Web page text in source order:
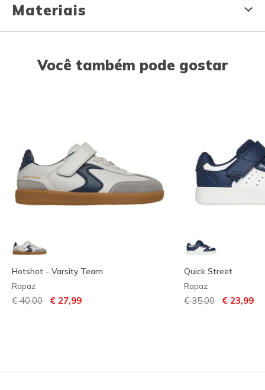
Materiais
Você também pode gostar
Hotshot - Varsity Team
Rapaz
Preço com desconto de
€ 40,00 para
€ 27,99
Quick Street
Rapaz
Preço com
€ 35,00para
€ 23,99